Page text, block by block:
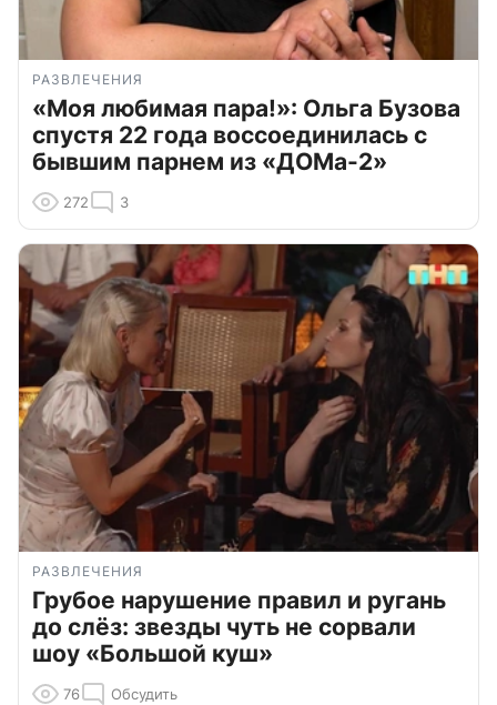
РАЗВЛЕЧЕНИЯ
«Моя любимая пара!»: Ольга Бузова
спустя 22 года воссоединилась с
бывшим парнем из «ДОМа-2»
272 3
РАЗВЛЕЧЕНИЯ
Грубое нарушение правил и ругань
до слёз: звезды чуть не сорвали
шоу «Большой куш»
76 Обсудить